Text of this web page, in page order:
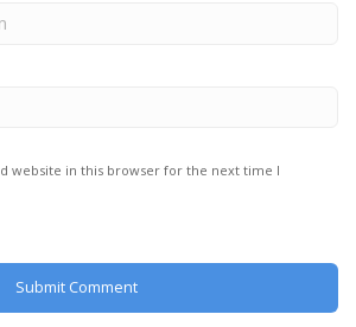
website in this browser for the next time I